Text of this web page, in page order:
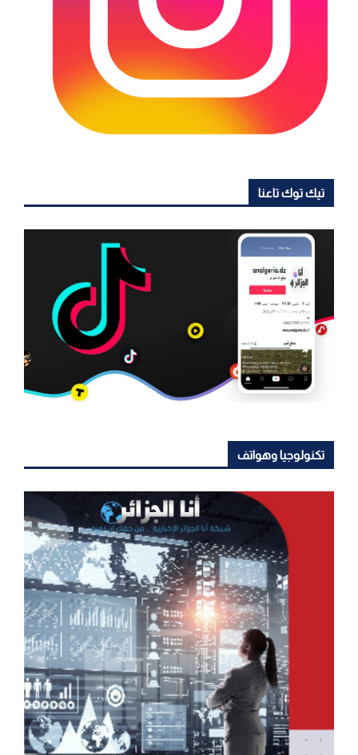
تيك توك تاعنا
تكنولوجيا وهواتف